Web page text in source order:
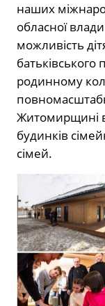
наших
обласної
можливість
батьківського
родинному
Житомирщині
будинків
сімей.